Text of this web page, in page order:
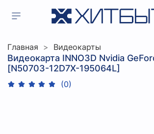
Главная Видеокарты
Видеокарта INNO3D Nvidia
[N50703-12D7X-195064L]
(0)